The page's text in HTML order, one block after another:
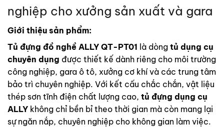
nghiệp cho xưởng sản xuất và gara
Giới thiệu sản phẩm:
Tủ đựng đồ nghề ALLY QT-PT01 là dòng tủ dụng cụ
chuyên dụng được thiết kế dành riêng cho môi trường
công nghiệp, gara ô tô, xưởng cơ khí và các trung tâm
bảo trì chuyên nghiệp. Với kết cấu chắc chắn, vật liệu
thép sơn tĩnh điện chất lượng cao, tủ đựng dụng cụ
ALLY không chỉ bền bỉ theo thời gian mà còn mang lại
sự ngăn nắp, chuyên nghiệp cho không gian làm việc.